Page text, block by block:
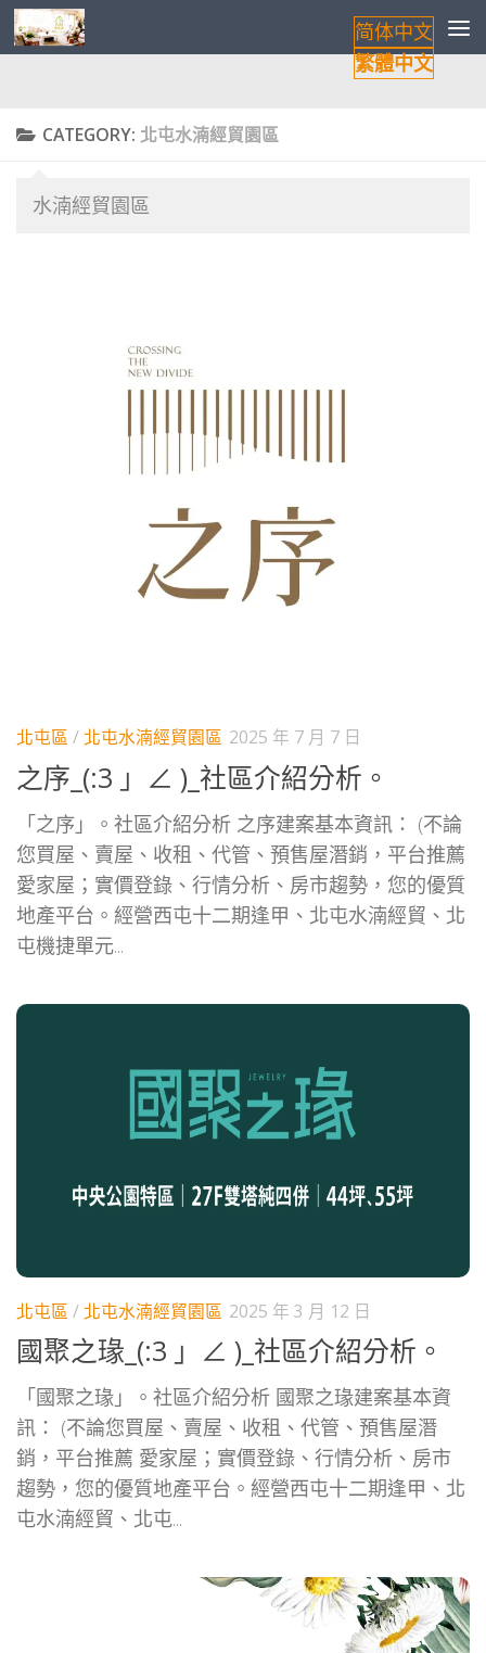
Skip to content
CATEGORY: 北屯水湳經貿園區
水湳經貿園區
北屯區 / 北屯水湳經貿園區 2025 年 7 月 7 日
之序_(:3 」∠ )_社區介紹分析。
「之序」。社區介紹分析 之序建案基本資訊： (不論
您買屋、賣屋、收租、代管、預售屋潛銷，平台推薦
愛家屋；實價登錄、行情分析、房市趨勢，您的優質
地產平台。經營西屯十二期逢甲、北屯水湳經貿、北
屯機捷單元...
北屯區 / 北屯水湳經貿園區 2025 年 3 月 12 日
國聚之瑑_(:3 」∠ )_社區介紹分析。
「國聚之瑑」。社區介紹分析 國聚之瑑建案基本資
訊： (不論您買屋、賣屋、收租、代管、預售屋潛
銷，平台推薦 愛家屋；實價登錄、行情分析、房市
趨勢，您的優質地產平台。經營西屯十二期逢甲、北
屯水湳經貿、北屯...
简体中文
繁體中文